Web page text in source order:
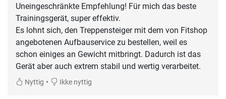
Uneingeschränkte Empfehlung! Für mich das beste
Trainingsgerät, super effektiv.
Es lohnt sich, den Treppensteiger mit dem von Fitshop
angebotenen Aufbauservice zu bestellen, weil es
schon einiges an Gewicht mitbringt. Dadurch ist das
Gerät aber auch extrem stabil und wertig verarbeitet.
Nyttig • Ikke nyttig